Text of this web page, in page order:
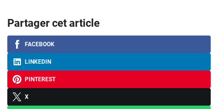
Partager cet article
FACEBOOK
LINKEDIN
PINTEREST
X